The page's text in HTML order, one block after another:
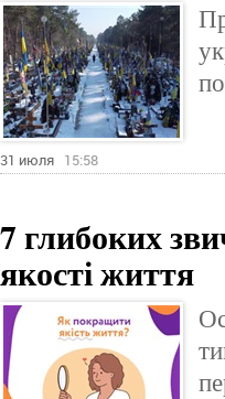
31 июля 15:58
7 глибоких
якості життя